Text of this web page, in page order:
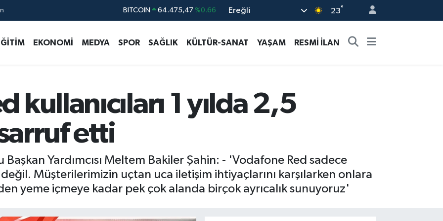
DOLAR 47,5971 %0.05
STERLİN 64,2534 %0.22
BITCOIN 64.475,47 %0.66
Ereğli 23°
EKONOMİ MEDYA SPOR SAĞLIK KÜLTÜR-SANAT YAŞAM RESMİ İLAN
kullanıcıları 1 yılda 2,5
etti
Yardımcısı Meltem Bakiler Şahin: - 'Vodafone Red sadece
Müşterilerimizin uçtan uca iletişim ihtiyaçlarını karşılarken onlara
yeme içmeye kadar pek çok alanda birçok ayrıcalık sunuyoruz'